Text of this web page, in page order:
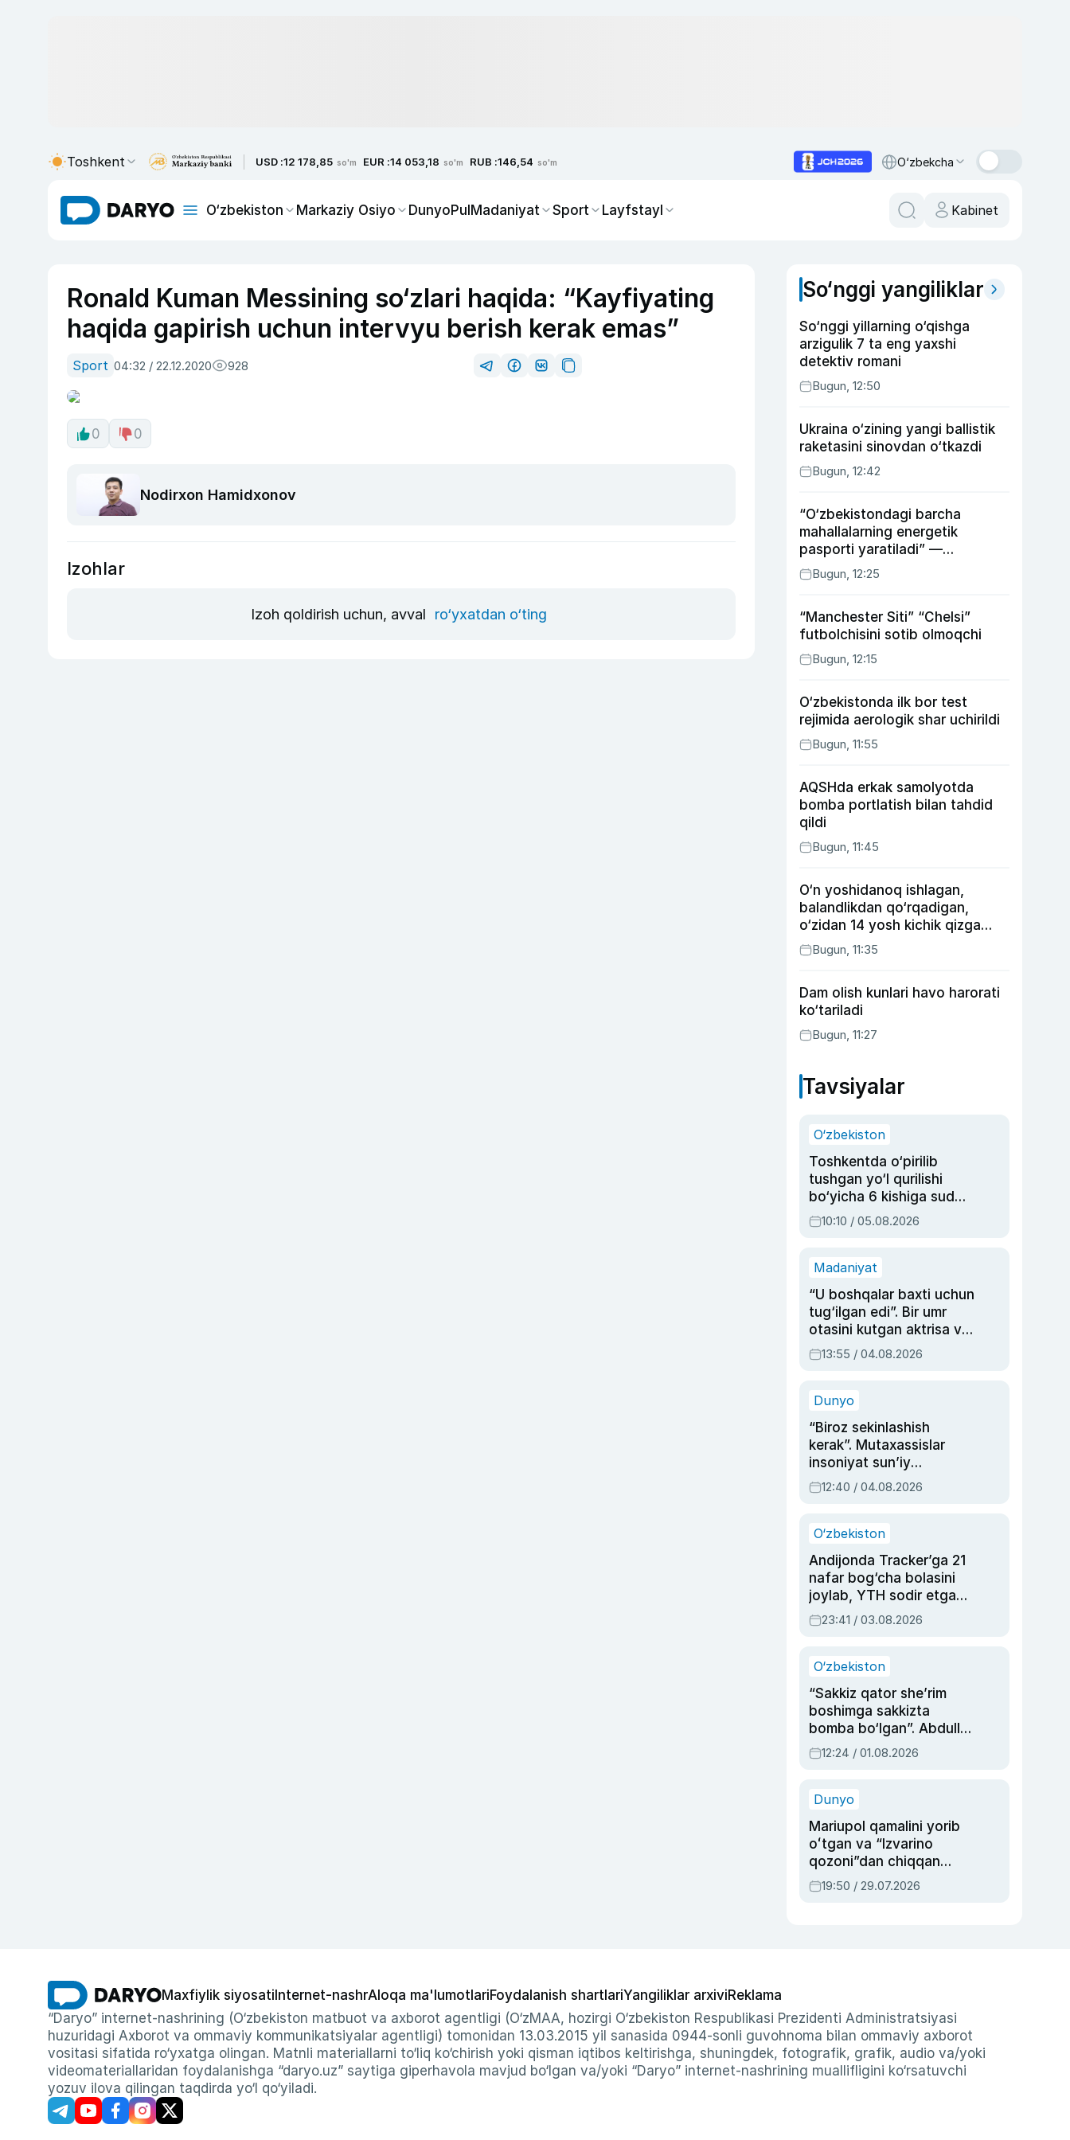
Toshkent USD :12 178,85 so'm EUR :14 053,18 so'm RUB :146,54 so'm O‘zbekcha
O‘zbekiston Markaziy Osiyo DunyoPulMadaniyat Sport Layfstayl Kabinet
Ronald Kuman Messining so‘zlari haqida: “Kayfiyating
haqida gapirish uchun intervyu berish kerak emas”
Sport 04:32 / 22.12.2020 928
0 0
Nodirxon Hamidxonov
Izohlar
Izoh qoldirish uchun, avval ro‘yxatdan o‘ting
So‘nggi yangiliklar
So‘nggi yillarning o‘qishga
arzigulik 7 ta eng yaxshi
detektiv romani
Bugun, 12:50
Ukraina o‘zining yangi ballistik
raketasini sinovdan o‘tkazdi
Bugun, 12:42
“O‘zbekistondagi barcha
mahallalarning energetik
pasporti yaratiladi” —
energetika vaziri
Bugun, 12:25
“Manchester Siti” “Chelsi”
futbolchisini sotib olmoqchi
Bugun, 12:15
O‘zbekistonda ilk bor test
rejimida aerologik shar uchirildi
Bugun, 11:55
AQSHda erkak samolyotda
bomba portlatish bilan tahdid
qildi
Bugun, 11:45
O‘n yoshidanoq ishlagan,
balandlikdan qo‘rqadigan,
o‘zidan 14 yosh kichik qizga
uylangan Yorqinxo‘ja Umarov
34 yoshda
Bugun, 11:35
Dam olish kunlari havo harorati
ko‘tariladi
Bugun, 11:27
Tavsiyalar
O‘zbekiston
Toshkentda o‘pirilib
tushgan yo‘l qurilishi
bo‘yicha 6 kishiga sud
hukmi o‘qildi
10:10 / 05.08.2026
Madaniyat
“U boshqalar baxti uchun
tug‘ilgan edi”. Bir umr
otasini kutgan aktrisa va
dublyaj ustasi Rimma
Ahmedovaning
13:55 / 04.08.2026
Dunyo
“Biroz sekinlashish
kerak”. Mutaxassislar
insoniyat sun’iy
intellektni boshqara
olmay qolishidan xavotir
12:40 / 04.08.2026
O‘zbekiston
Andijonda Tracker’ga 21
nafar bog‘cha bolasini
joylab, YTH sodir etgan
ayolga sud hukmi o‘qildi
23:41 / 03.08.2026
O‘zbekiston
“Sakkiz qator she’rim
boshimga sakkizta
bomba bo‘lgan”. Abdulla
Oripovni siyosiy
ayblovlardan asrab
12:24 / 01.08.2026
Dunyo
Mariupol qamalini yorib
oʻtgan va “Izvarino
qozoni”dan chiqqan
qahramon — Ukraina
armiyasi bosh
19:50 / 29.07.2026
Maxfiylik siyosati Internet-nashrAloqa ma'lumotlariFoydalanish shartlariYangiliklar arxiviReklama
“Daryo” internet-nashrining (O‘zbekiston matbuot va axborot agentligi (O‘zMAA, hozirgi O‘zbekiston Respublikasi Prezidenti Administratsiyasi
huzuridagi Axborot va ommaviy kommunikatsiyalar agentligi) tomonidan 13.03.2015 yil sanasida 0944-sonli guvohnoma bilan ommaviy axborot
vositasi sifatida ro‘yxatga olingan. Matnli materiallarni to‘liq ko‘chirish yoki qisman iqtibos keltirishga, shuningdek, fotografik, grafik, audio va/yoki
videomateriallaridan foydalanishga “daryo.uz” saytiga giperhavola mavjud bo‘lgan va/yoki “Daryo” internet-nashrining muallifligini ko‘rsatuvchi
yozuv ilova qilingan taqdirda yo‘l qo‘yiladi.